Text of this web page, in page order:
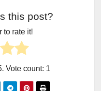
this post?
to rate it!
Vote count: 1